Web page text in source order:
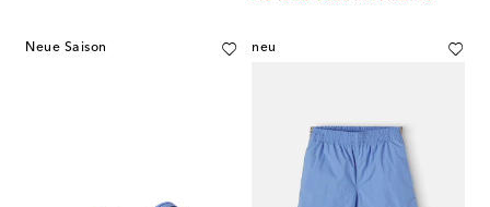
Neue Saison neu